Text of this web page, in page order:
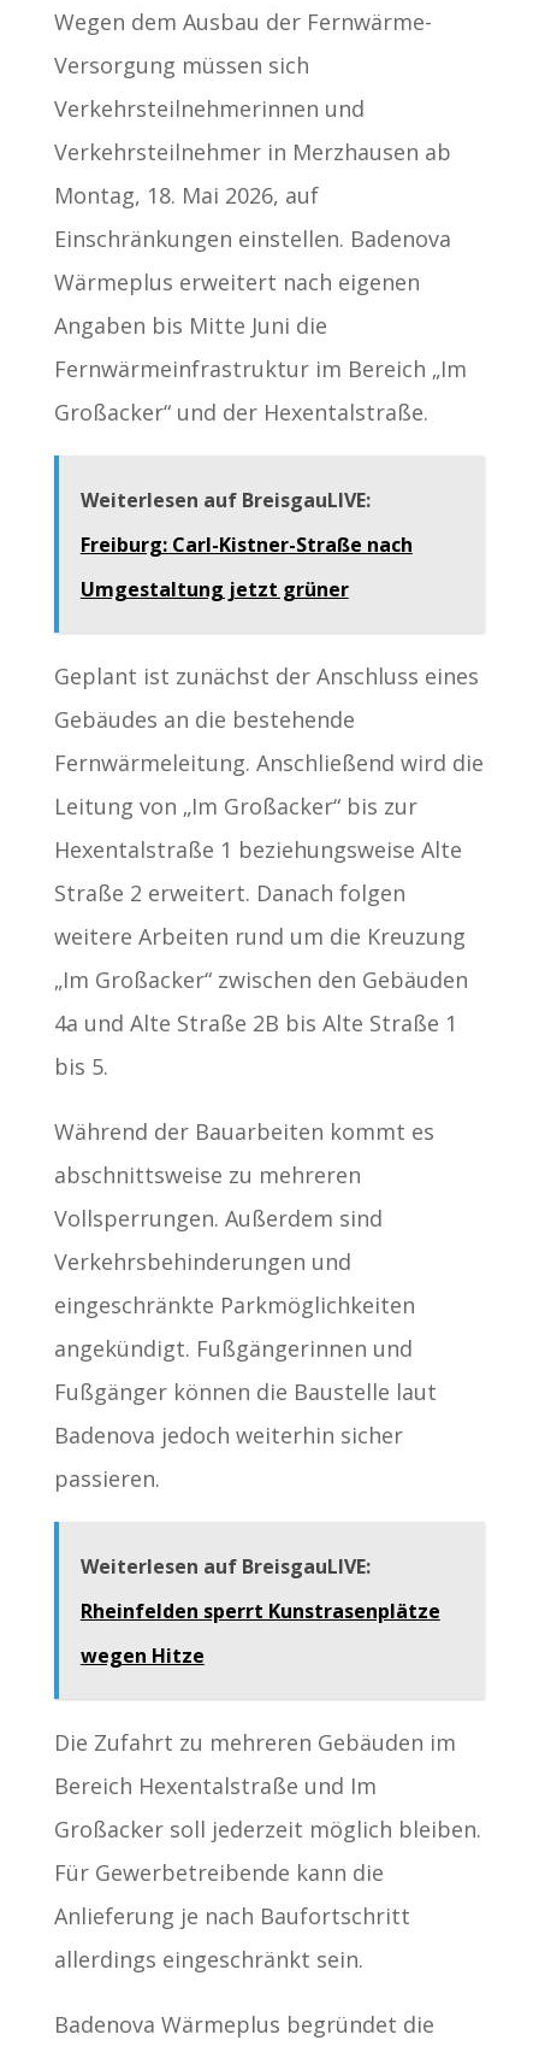
Wegen dem Ausbau der Fernwärme-
Versorgung müssen sich
Verkehrsteilnehmerinnen und
Verkehrsteilnehmer in Merzhausen ab
Montag, 18. Mai 2026, auf
Einschränkungen einstellen. Badenova
Wärmeplus erweitert nach eigenen
Angaben bis Mitte Juni die
Fernwärmeinfrastruktur im Bereich „Im
Großacker“ und der Hexentalstraße.
Weiterlesen auf BreisgauLIVE:
Freiburg: Carl-Kistner-Straße nach
Umgestaltung jetzt grüner
Geplant ist zunächst der Anschluss eines
Gebäudes an die bestehende
Fernwärmeleitung. Anschließend wird die
Leitung von „Im Großacker“ bis zur
Hexentalstraße 1 beziehungsweise Alte
Straße 2 erweitert. Danach folgen
weitere Arbeiten rund um die Kreuzung
„Im Großacker“ zwischen den Gebäuden
4a und Alte Straße 2B bis Alte Straße 1
bis 5.
Während der Bauarbeiten kommt es
abschnittsweise zu mehreren
Vollsperrungen. Außerdem sind
Verkehrsbehinderungen und
eingeschränkte Parkmöglichkeiten
angekündigt. Fußgängerinnen und
Fußgänger können die Baustelle laut
Badenova jedoch weiterhin sicher
passieren.
Weiterlesen auf BreisgauLIVE:
Rheinfelden sperrt Kunstrasenplätze
wegen Hitze
Die Zufahrt zu mehreren Gebäuden im
Bereich Hexentalstraße und Im
Großacker soll jederzeit möglich bleiben.
Für Gewerbetreibende kann die
Anlieferung je nach Baufortschritt
allerdings eingeschränkt sein.
Badenova Wärmeplus begründet die